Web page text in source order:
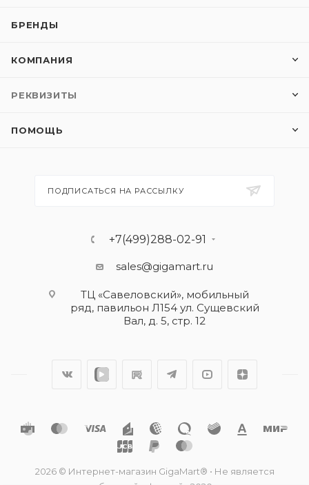
БРЕНДЫ
КОМПАНИЯ
РЕКВИЗИТЫ
ПОМОЩЬ
ПОДПИСАТЬСЯ НА РАССЫЛКУ
+7(499)288-02-91
sales@gigamart.ru
ТЦ «Савеловский», мобильный
ряд, павильон Л154 ул. Сущевский
Вал, д. 5, стр. 12
2026 © Интернет-магазин GigaMart® • Не является